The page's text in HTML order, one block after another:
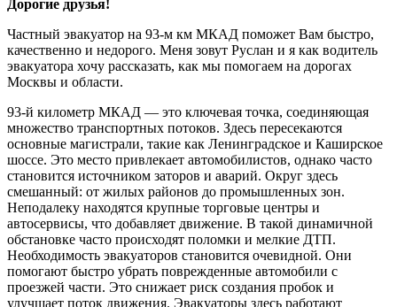
Дорогие друзья!
Частный эвакуатор на 93-м км МКАД поможет Вам быстро,
качественно и недорого. Меня зовут Руслан и я как водитель
эвакуатора хочу рассказать, как мы помогаем на дорогах
Москвы и области.
93-й километр МКАД — это ключевая точка, соединяющая
множество транспортных потоков. Здесь пересекаются
основные магистрали, такие как Ленинградское и Каширское
шоссе. Это место привлекает автомобилистов, однако часто
становится источником заторов и аварий. Округ здесь
смешанный: от жилых районов до промышленных зон.
Неподалеку находятся крупные торговые центры и
автосервисы, что добавляет движение. В такой динамичной
обстановке часто происходят поломки и мелкие ДТП.
Необходимость эвакуаторов становится очевидной. Они
помогают быстро убрать поврежденные автомобили с
проезжей части. Это снижает риск создания пробок и
улучшает поток движения. Эвакуаторы здесь работают